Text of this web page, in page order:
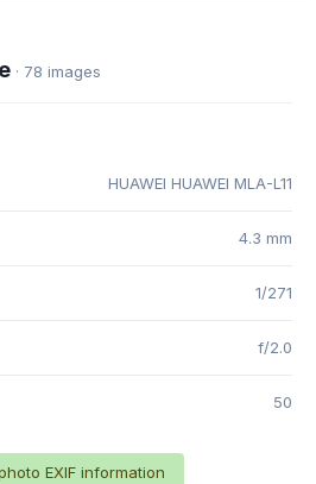
· 78 images
HUAWEI HUAWEI MLA-L11
4.3 mm
1/271
f/2.0
50
EXIF information